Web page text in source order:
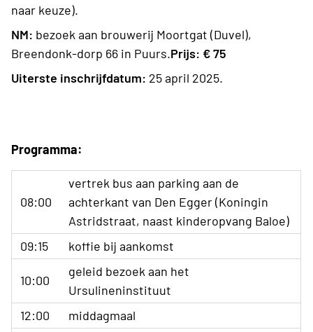
naar keuze).
NM: bezoek aan brouwerij Moortgat (Duvel),
Breendonk-dorp 66 in Puurs.Prijs: € 75
Uiterste inschrijfdatum: 25 april 2025.
Programma:
08:00
vertrek bus aan parking aan de
achterkant van Den Egger (Koningin
Astridstraat, naast kinderopvang Baloe)
09:15
koffie bij aankomst
10:00
geleid bezoek aan het
Ursulineninstituut
12:00
middagmaal